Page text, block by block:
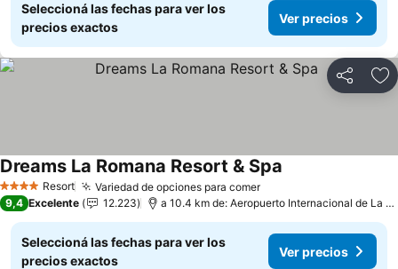
Seleccioná las fechas para ver los
precios exactos
Ver precios
Compartir
4 EstrellasResort Variedad de opciones para comer
Dreams La Romana Resort & Spa
9,4 Excelente 12.223 a 10.4 km de: Aeropuerto Internacional de La Romana
Seleccioná las fechas para ver los
precios exactos
Ver precios